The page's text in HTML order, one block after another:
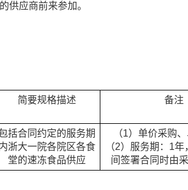
供应商前来参加。
简要规格描述 备注
括合同约定的服务期
浙大一院各院区各食
堂的速冻食品供应
（1）单价采购
（2）服务期： 1年
间签署合同时由